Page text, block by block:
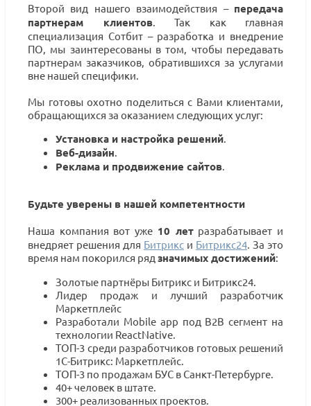
Второй вид нашего взаимодействия – передача
партнерам клиентов. Так как главная
специализация Сотбит – разработка и внедрение
ПО, мы заинтересованы в том, чтобы передавать
партнерам заказчиков, обратившихся за услугами
вне нашей специфики.
Мы готовы охотно поделиться с Вами клиентами,
обращающихся за оказанием следующих услуг:
Установка и настройка решений
Веб-дизайн
Реклама и продвижение сайтов
Будьте уверены в нашей компетентности
Наша компания вот уже 10 летразрабатывает и
внедряет решения для Битрикс и Битрикс24 . За это
время нам покорился ряд значимых достижений:
Золотые партнёры Битрикс и Битрикс24.
Лидер продаж и лучший разработчик
Маркетплейс
Разработали Mobile app под В2В сегмент на
технологии ReactNative.
ТОП-3 среди разработчиков готовых решений
1С-Битрикс: Маркетплейс.
ТОП-3 по продажам БУС в Санкт-Петербурге.
40+ человек в штате.
300+ реализованных проектов.